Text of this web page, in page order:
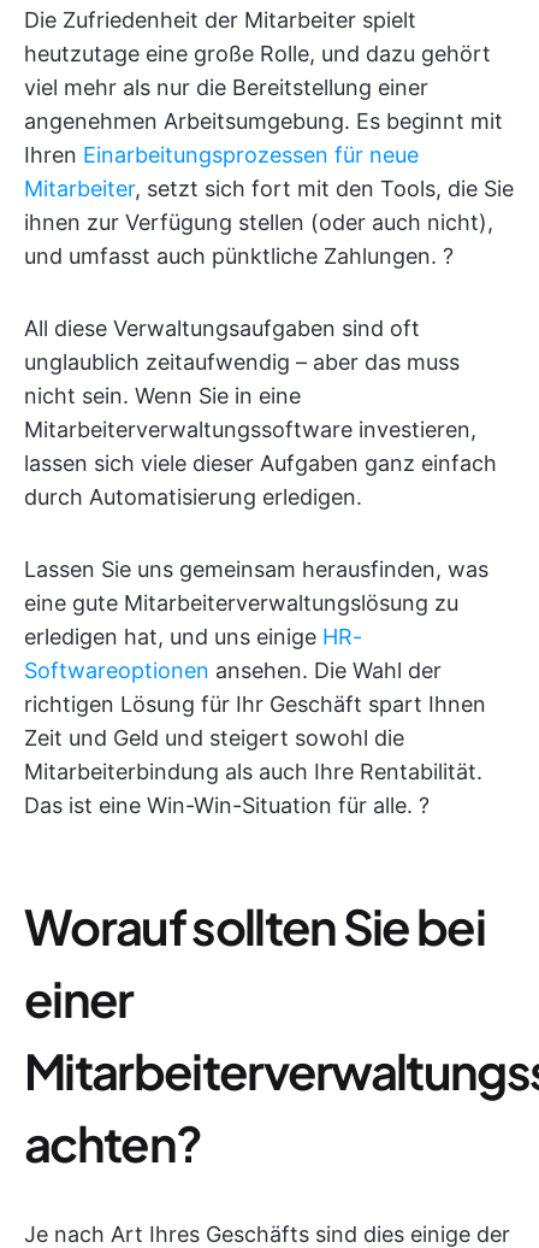
Die Zufriedenheit der Mitarbeiter spielt
heutzutage eine große Rolle, und dazu gehört
viel mehr als nur die Bereitstellung einer
angenehmen Arbeitsumgebung. Es beginnt mit
Ihren Einarbeitungsprozessen für neue
Mitarbeiter, setzt sich fort mit den Tools, die Sie
ihnen zur Verfügung stellen (oder auch nicht),
und umfasst auch pünktliche Zahlungen. ?
All diese Verwaltungsaufgaben sind oft
unglaublich zeitaufwendig – aber das muss
nicht sein. Wenn Sie in eine
Mitarbeiterverwaltungssoftware investieren,
lassen sich viele dieser Aufgaben ganz einfach
durch Automatisierung erledigen.
Lassen Sie uns gemeinsam herausfinden, was
eine gute Mitarbeiterverwaltungslösung zu
erledigen hat, und uns einige HR-
Softwareoptionen ansehen. Die Wahl der
richtigen Lösung für Ihr Geschäft spart Ihnen
Zeit und Geld und steigert sowohl die
Mitarbeiterbindung als auch Ihre Rentabilität.
Das ist eine Win-Win-Situation für alle. ?
Worauf sollten Sie bei
einer
achten?
Je nach Art Ihres Geschäfts sind dies einige der